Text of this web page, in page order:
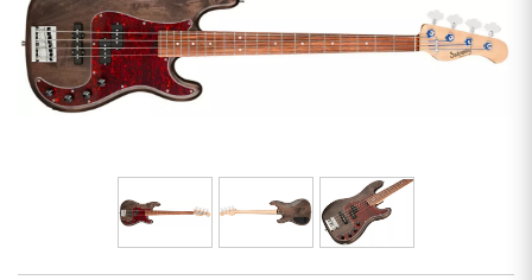
Studio
Kopfhörer
Mikros